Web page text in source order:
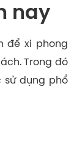
nay
để xi phong
Trong đó
dụng phổ